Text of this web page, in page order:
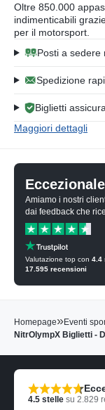
Oltre 850.000
indimenticabili
per il motorsport.
Posti a sedere
Spedizione
Biglietti
Maggiori dettagli
Eccezionale
Amiamo i nostri
dai feedback che
Valutazione top con 4.4
17.595 recensioni
Homepage»Eventi
NitrOlympX Biglietti -
4.5 stelle su 2.829